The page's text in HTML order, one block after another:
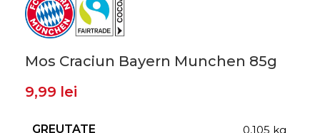
Mos Craciun Bayern Munchen 85g
9,99 lei
GREUTATE 0,105 kg